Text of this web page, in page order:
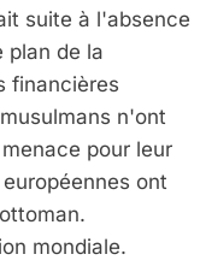
suite à l'absence
plan de la
financières
n'ont
pour leur
ont
mondiale.